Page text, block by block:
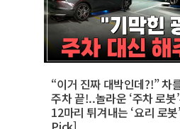
“이거 진짜 대박인데?!” 차
주차 끝!..놀라운 ‘주차 로봇
12마리 튀겨내는 ‘요리 로